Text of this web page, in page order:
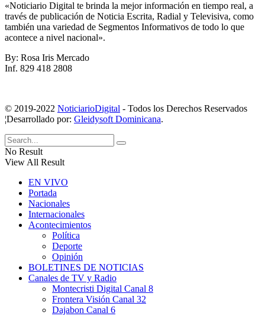
«Noticiario Digital te brinda la mejor información en tiempo real, a
través de publicación de Noticia Escrita, Radial y Televisiva, como
también una variedad de Segmentos Informativos de todo lo que
acontece a nivel nacional».
By: Rosa Iris Mercado
Inf. 829 418 2808
© 2019-2022 NoticiarioDigital - Todos los Derechos Reservados
¦Desarrollado por: Gleidysoft Dominicana.
No Result
View All Result
EN VIVO
Portada
Nacionales
Internacionales
Acontecimientos
Política
Deporte
Opinión
BOLETINES DE NOTICIAS
Canales de TV y Radio
Montecristi Digital Canal 8
Frontera Visión Canal 32
Dajabon Canal 6